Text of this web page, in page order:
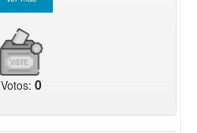
Votos: 0